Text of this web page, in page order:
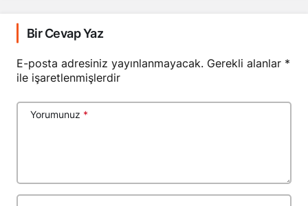
Bir Cevap Yaz
E-posta adresiniz yayınlanmayacak. Gerekli alanlar *
ile işaretlenmişlerdir
Yorumunuz *